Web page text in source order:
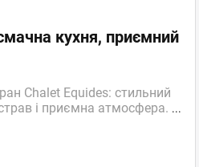
кухня, приємний
Chalet Equides: стильний
і приємна атмосфера. ...